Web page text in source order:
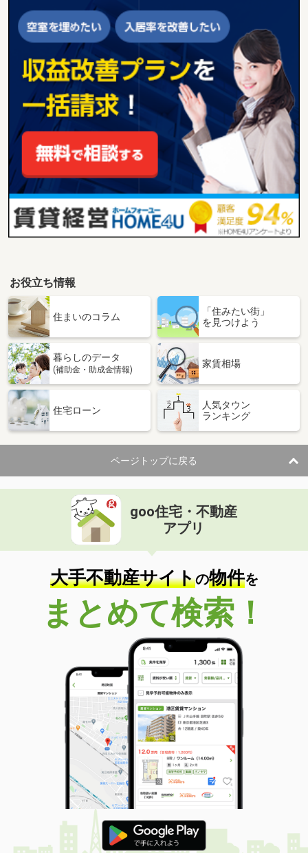
お役立ち情報
住まいのコラム
「住みたい街」
を見つけよう
暮らしのデータ
(補助金・助成金情報)
家賃相場
住宅ローン
人気タウン
ランキング
ページトップに戻る
goo住宅・不動産
アプリ
大手不動産サイトの物件を
まとめて検索！